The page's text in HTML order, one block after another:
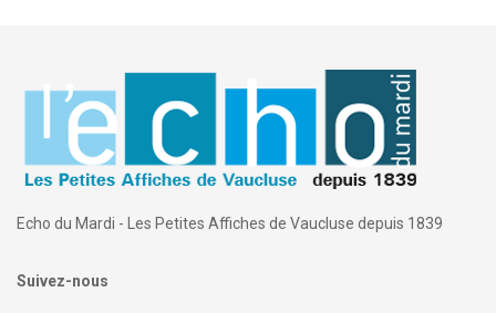
Echo du Mardi - Les Petites Affiches de Vaucluse depuis 1839
Suivez-nous